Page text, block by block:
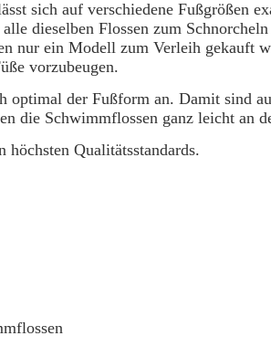
sich auf verschiedene
dieselben Flossen zum
nur ein Modell zum Verleih gekauft
vorzubeugen.
optimal der Fußform an. Damit sind
die Schwimmflossen ganz leicht an
Qualitätsstandards.